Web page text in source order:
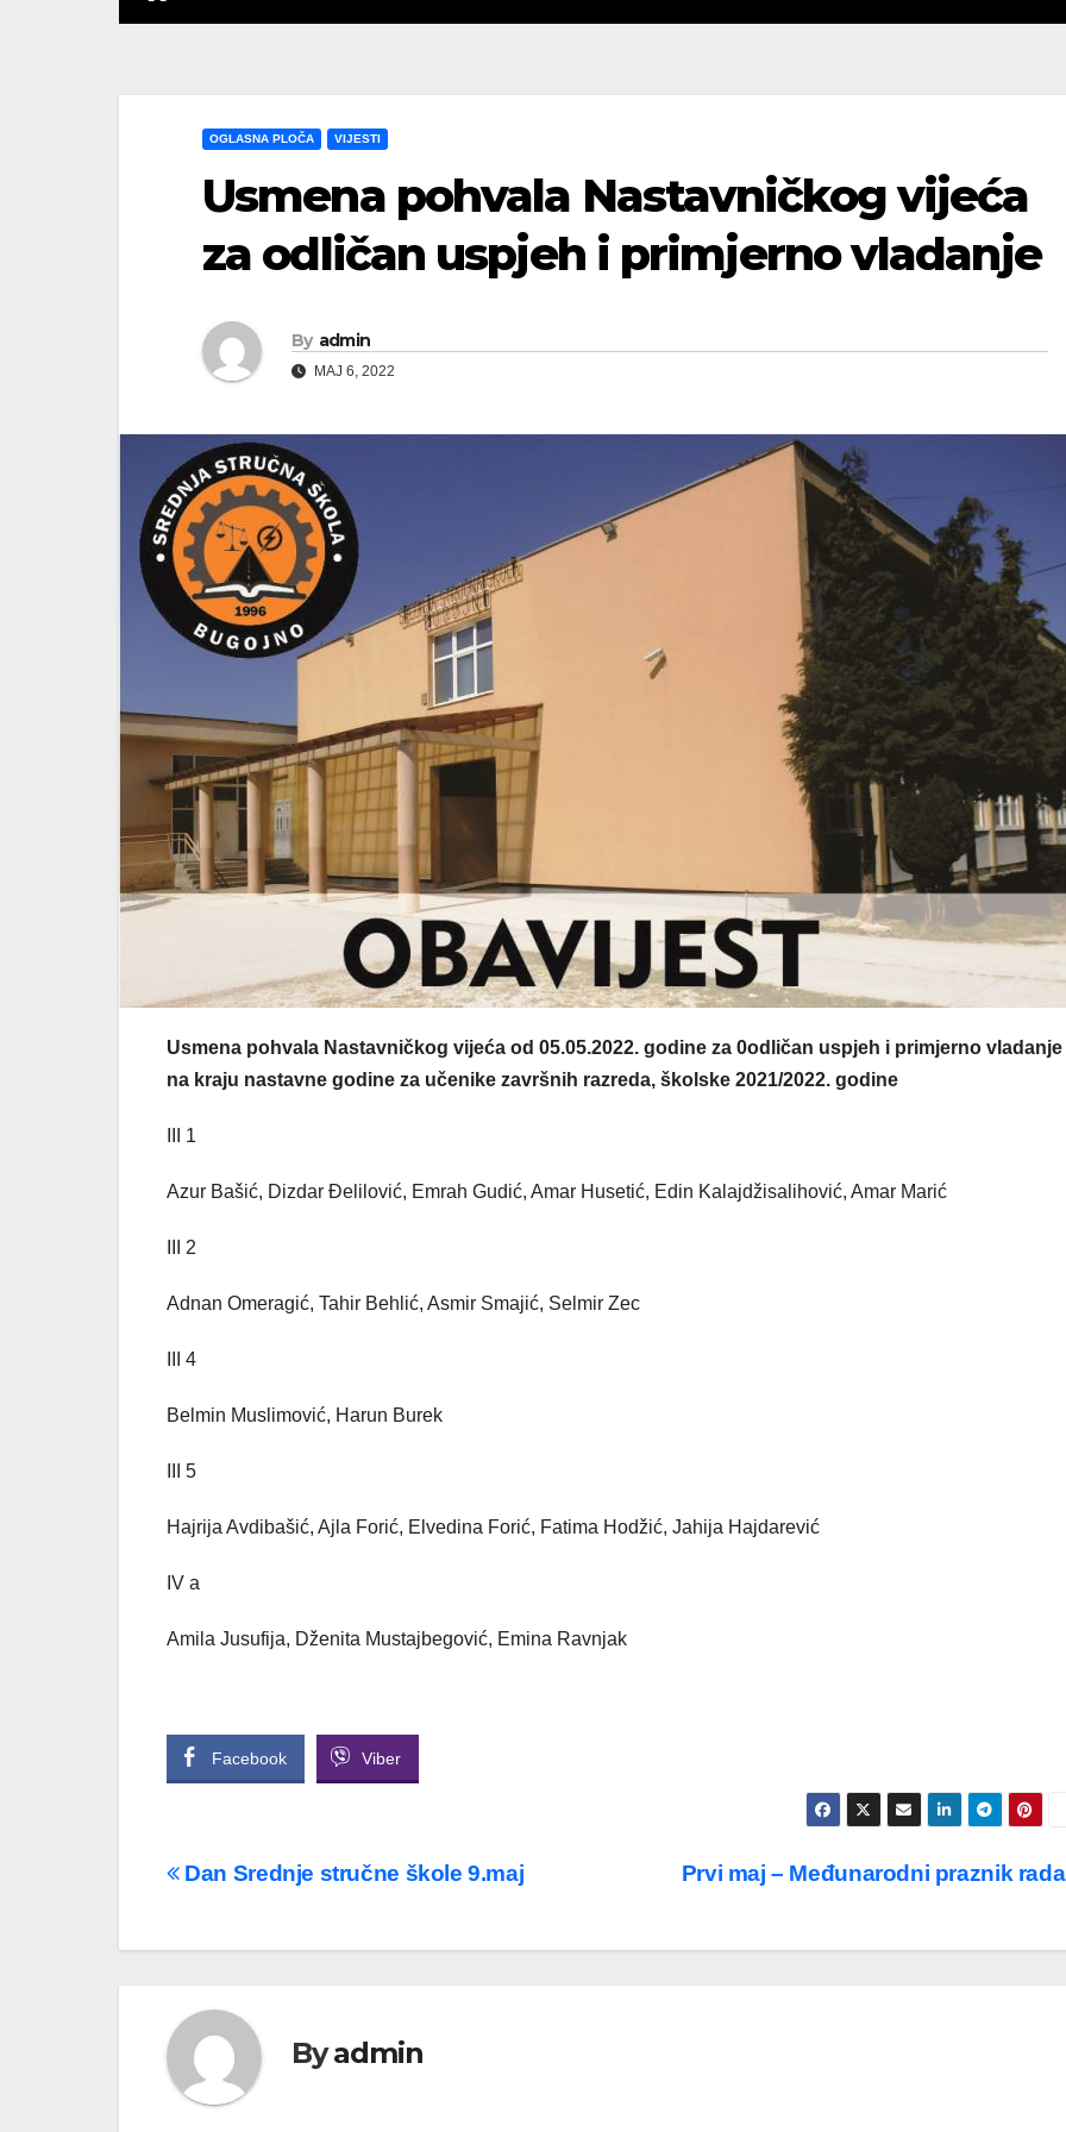
OGLASNA PLOČA VIJESTI
Usmena pohvala Nastavničkog vijeća
za odličan uspjeh i primjerno vladanje
By admin
MAJ 6, 2022
Usmena pohvala Nastavničkog vijeća od 05.05.2022. godine za 0odličan uspjeh i primjerno vladanje
na kraju nastavne godine za učenike završnih razreda, školske 2021/2022. godine
III 1
Azur Bašić, Dizdar Đelilović, Emrah Gudić, Amar Husetić, Edin Kalajdžisalihović, Amar Marić
III 2
Adnan Omeragić, Tahir Behlić, Asmir Smajić, Selmir Zec
III 4
Belmin Muslimović, Harun Burek
III 5
Hajrija Avdibašić, Ajla Forić, Elvedina Forić, Fatima Hodžić, Jahija Hajdarević
IV a
Amila Jusufija, Dženita Mustajbegović, Emina Ravnjak
Facebook Viber
Navigacija
Prvi maj – Međunarodni praznik
Dan Srednje stručne škole 9.maj
Byadmin